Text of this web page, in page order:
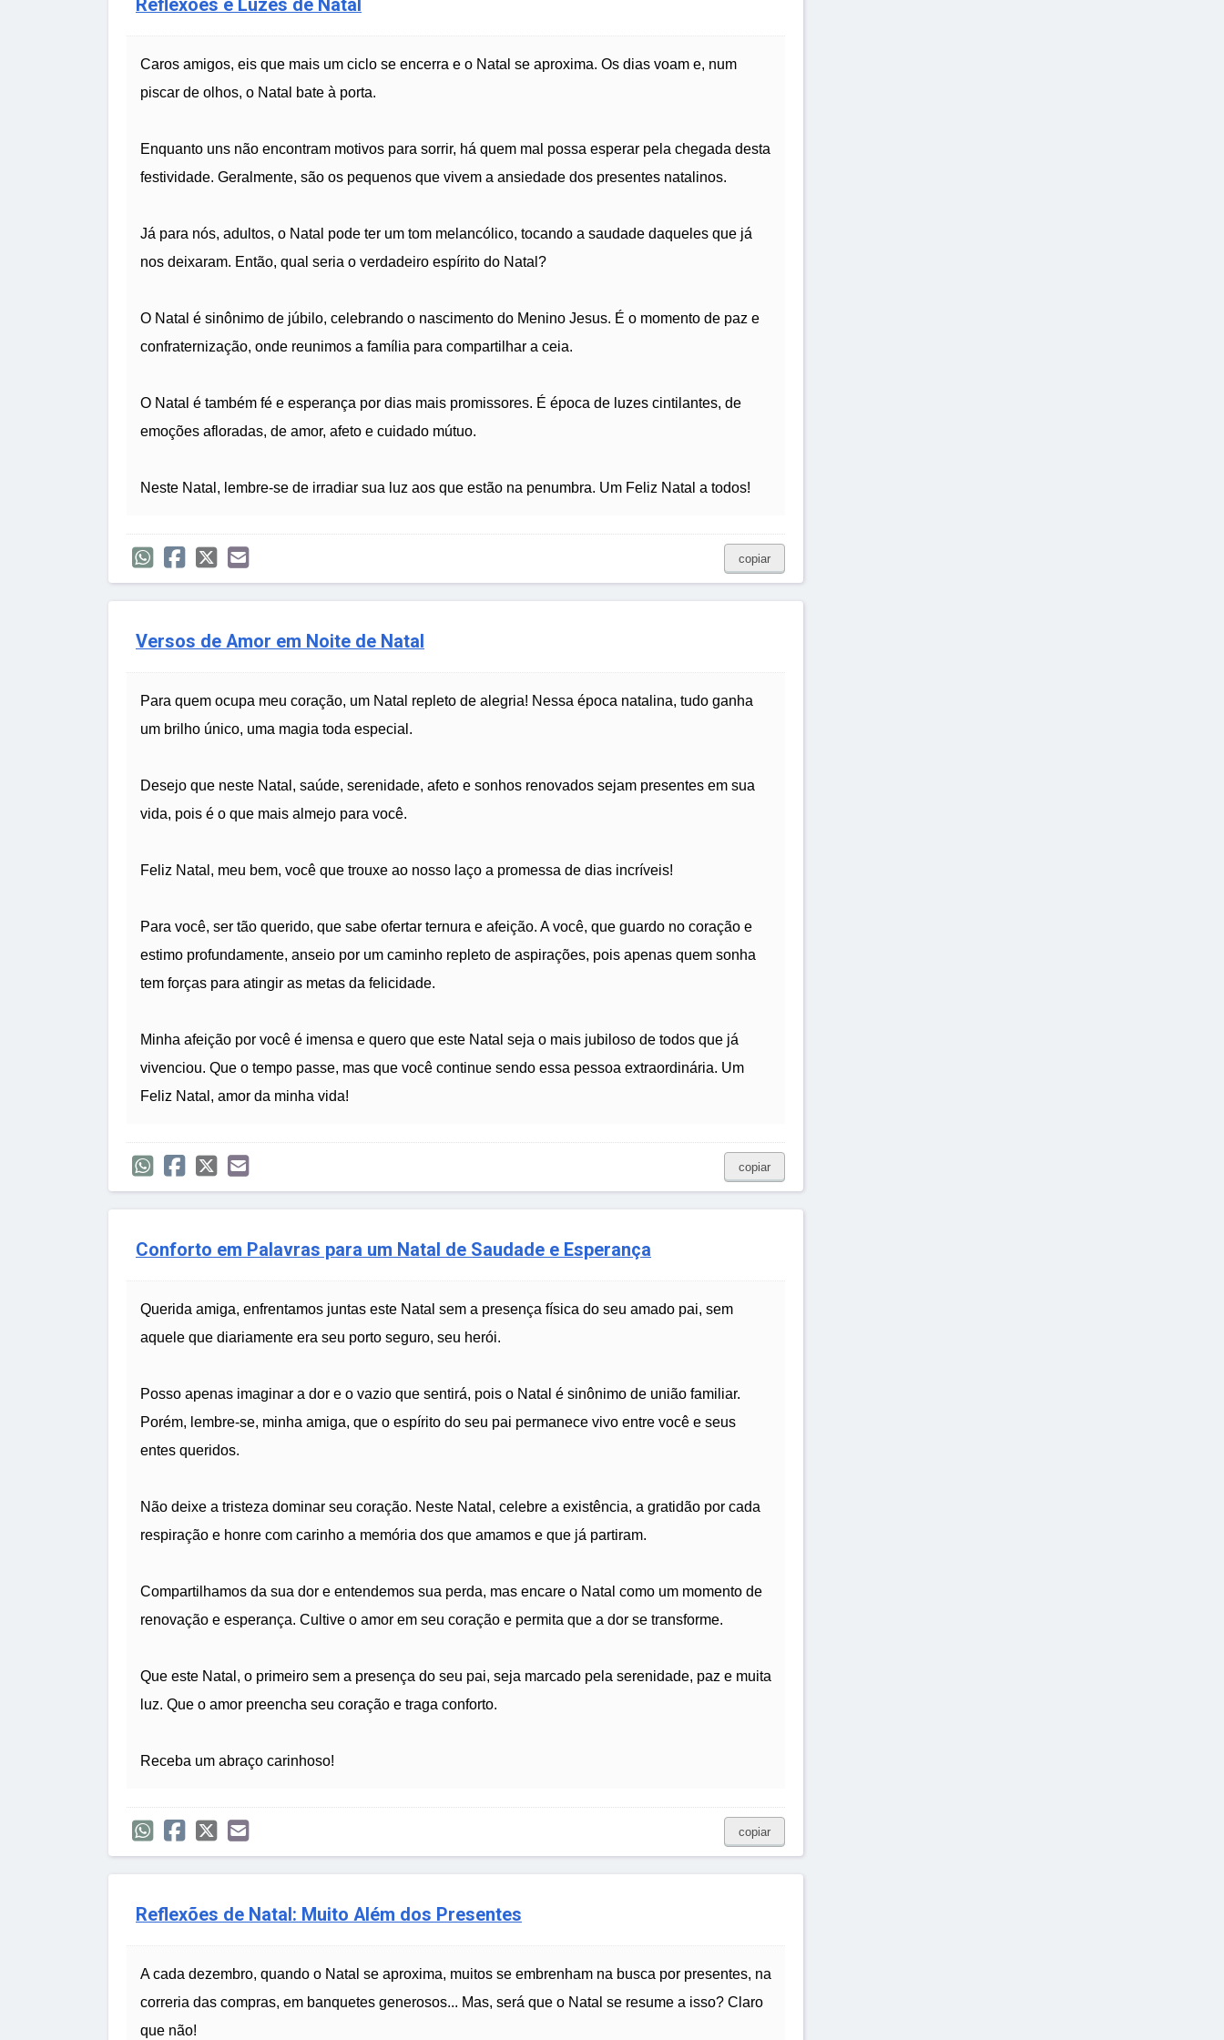
Reflexões e Luzes de Natal
Caros amigos, eis que mais um ciclo se encerra e o Natal se aproxima. Os dias voam e, num
piscar de olhos, o Natal bate à porta.
Enquanto uns não encontram motivos para sorrir, há quem mal possa esperar pela chegada desta
festividade. Geralmente, são os pequenos que vivem a ansiedade dos presentes natalinos.
Já para nós, adultos, o Natal pode ter um tom melancólico, tocando a saudade daqueles que já
nos deixaram. Então, qual seria o verdadeiro espírito do Natal?
O Natal é sinônimo de júbilo, celebrando o nascimento do Menino Jesus. É o momento de paz e
confraternização, onde reunimos a família para compartilhar a ceia.
O Natal é também fé e esperança por dias mais promissores. É época de luzes cintilantes, de
emoções afloradas, de amor, afeto e cuidado mútuo.
Neste Natal, lembre-se de irradiar sua luz aos que estão na penumbra. Um Feliz Natal a todos!
copiar
Versos de Amor em Noite de Natal
Para quem ocupa meu coração, um Natal repleto de alegria! Nessa época natalina, tudo ganha
um brilho único, uma magia toda especial.
Desejo que neste Natal, saúde, serenidade, afeto e sonhos renovados sejam presentes em sua
vida, pois é o que mais almejo para você.
Feliz Natal, meu bem, você que trouxe ao nosso laço a promessa de dias incríveis!
Para você, ser tão querido, que sabe ofertar ternura e afeição. A você, que guardo no coração e
estimo profundamente, anseio por um caminho repleto de aspirações, pois apenas quem sonha
tem forças para atingir as metas da felicidade.
Minha afeição por você é imensa e quero que este Natal seja o mais jubiloso de todos que já
vivenciou. Que o tempo passe, mas que você continue sendo essa pessoa extraordinária. Um
Feliz Natal, amor da minha vida!
copiar
Conforto em Palavras para um Natal de Saudade e Esperança
Querida amiga, enfrentamos juntas este Natal sem a presença física do seu amado pai, sem
aquele que diariamente era seu porto seguro, seu herói.
Posso apenas imaginar a dor e o vazio que sentirá, pois o Natal é sinônimo de união familiar.
Porém, lembre-se, minha amiga, que o espírito do seu pai permanece vivo entre você e seus
entes queridos.
Não deixe a tristeza dominar seu coração. Neste Natal, celebre a existência, a gratidão por cada
respiração e honre com carinho a memória dos que amamos e que já partiram.
Compartilhamos da sua dor e entendemos sua perda, mas encare o Natal como um momento de
renovação e esperança. Cultive o amor em seu coração e permita que a dor se transforme.
Que este Natal, o primeiro sem a presença do seu pai, seja marcado pela serenidade, paz e muita
luz. Que o amor preencha seu coração e traga conforto.
Receba um abraço carinhoso!
copiar
Reflexões de Natal: Muito Além dos Presentes
A cada dezembro, quando o Natal se aproxima, muitos se embrenham na busca por presentes, na
correria das compras, em banquetes generosos... Mas, será que o Natal se resume a isso? Claro
que não!